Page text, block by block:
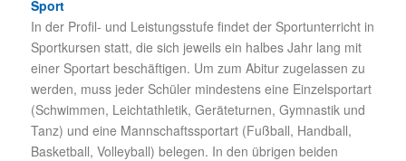
Sport
In der Profil- und Leistungsstufe findet der Sportunterricht in
Sportkursen statt, die sich jeweils ein halbes Jahr lang mit
einer Sportart beschäftigen. Um zum Abitur zugelassen zu
werden, muss jeder Schüler mindestens eine Einzelsportart
(Schwimmen, Leichtathletik, Geräteturnen, Gymnastik und
Tanz) und eine Mannschaftssportart (Fußball, Handball,
Basketball, Volleyball) belegen. In den übrigen beiden